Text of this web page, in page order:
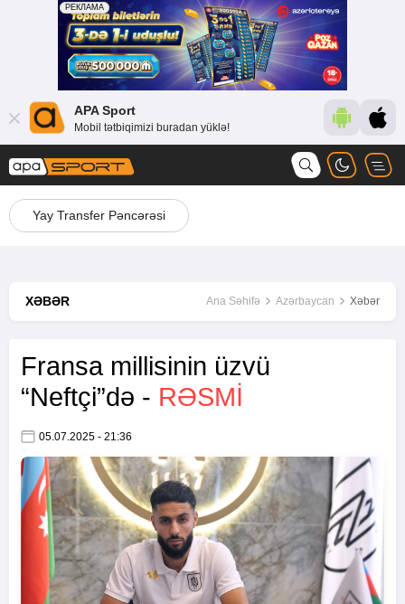
APA Sport
Mobil tətbiqimizi buradan yüklə!
Yay Transfer Pəncərəsi
XƏBƏR Ana Səhifə Azərbaycan Xəbər
Fransa millisinin üzvü
“Neftçi”də - RƏSMİ
05.07.2025 - 21:36